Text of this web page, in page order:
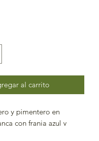
al carrito
y pimentero en
con franja azul y